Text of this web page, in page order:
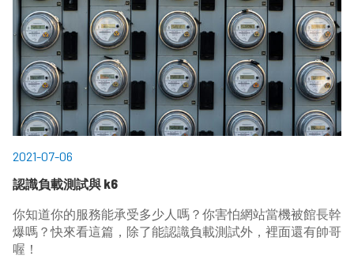
2021-07-06
認識負載測試與 k6
你知道你的服務能承受多少人嗎？你害怕網站當機被館長幹
爆嗎？快來看這篇，除了能認識負載測試外，裡面還有帥哥
喔！